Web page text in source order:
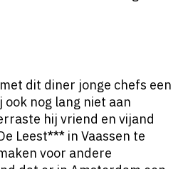
dit diner jonge chefs een
nog lang niet aan
hij vriend en vijand
Leest*** in Vaassen te
voor andere